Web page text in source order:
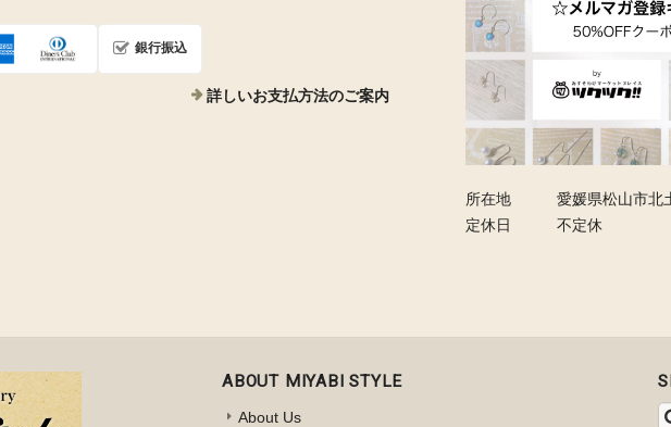
銀行振込
詳しいお支払方法のご案内
所在地
愛媛県松山市北
定休日
不定休
ABOUT MIYABI STYLE
About Us